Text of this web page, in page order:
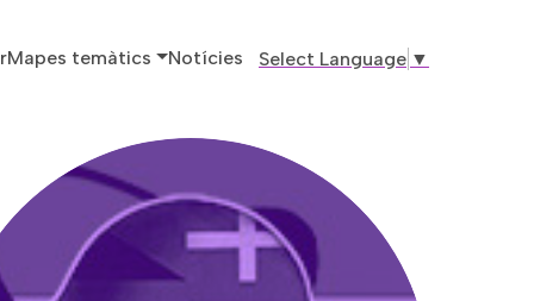
principal
Mapes temàtics Notícies Select Language ▼